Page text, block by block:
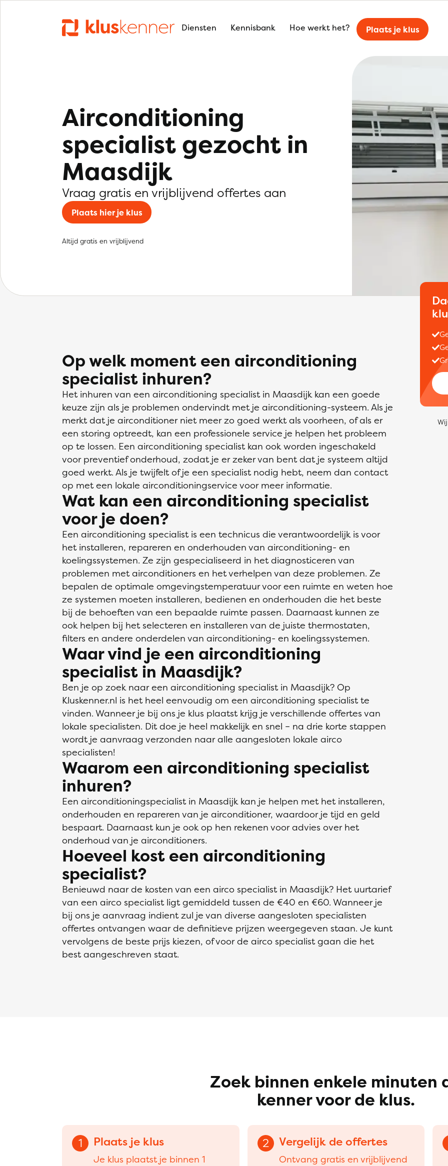
Diensten Kennisbank Hoe werkt het? Plaats je klus
Airconditioning
specialist gezocht in
Maasdijk
Vraag gratis en vrijblijvend offertes aan
Plaats hier je klus
Altijd gratis en vrijblijvend
Op welk moment een airconditioning
specialist inhuren?
Het inhuren van een airconditioning specialist in Maasdijk kan een goede
keuze zijn als je problemen ondervindt met je airconditioning-systeem. Als je
merkt dat je airconditioner niet meer zo goed werkt als voorheen, of als er
een storing optreedt, kan een professionele service je helpen het probleem
op te lossen. Een airconditioning specialist kan ook worden ingeschakeld
voor preventief onderhoud, zodat je er zeker van bent dat je systeem altijd
goed werkt. Als je twijfelt of je een specialist nodig hebt, neem dan contact
op met een lokale airconditioningservice voor meer informatie.
Wat kan een airconditioning specialist
voor je doen?
Een airconditioning specialist is een technicus die verantwoordelijk is voor
het installeren, repareren en onderhouden van airconditioning- en
koelingssystemen. Ze zijn gespecialiseerd in het diagnosticeren van
problemen met airconditioners en het verhelpen van deze problemen. Ze
bepalen de optimale omgevingstemperatuur voor een ruimte en weten hoe
ze systemen moeten installeren, bedienen en onderhouden die het beste
bij de behoeften van een bepaalde ruimte passen. Daarnaast kunnen ze
ook helpen bij het selecteren en installeren van de juiste thermostaten,
filters en andere onderdelen van airconditioning- en koelingssystemen.
Waar vind je een airconditioning
specialist in Maasdijk?
Ben je op zoek naar een airconditioning specialist in Maasdijk? Op
Kluskenner.nl is het heel eenvoudig om een airconditioning specialist te
vinden. Wanneer je bij ons je klus plaatst krijg je verschillende offertes van
lokale specialisten. Dit doe je heel makkelijk en snel – na drie korte stappen
wordt je aanvraag verzonden naar alle aangesloten lokale airco
specialisten!
Waarom een airconditioning specialist
inhuren?
Een airconditioningspecialist in Maasdijk kan je helpen met het installeren,
onderhouden en repareren van je airconditioner, waardoor je tijd en geld
bespaart. Daarnaast kun je ook op hen rekenen voor advies over het
onderhoud van je airconditioners.
Hoeveel kost een airconditioning
specialist?
Benieuwd naar de kosten van een airco specialist in Maasdijk? Het uurtarief
van een airco specialist ligt gemiddeld tussen de €40 en €60. Wanneer je
bij ons je aanvraag indient zul je van diverse aangesloten specialisten
offertes ontvangen waar de definitieve prijzen weergegeven staan. Je kunt
vervolgens de beste prijs kiezen, of voor de airco specialist gaan die het
best aangeschreven staat.
Zoek binnen enkele minuten
kenner voor de klus.
1 Plaats je klus
Je klus plaatst je binnen 1
2 Vergelijk de offertes
Ontvang gratis en vrijblijvend